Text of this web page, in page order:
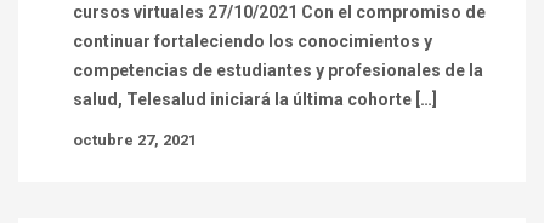
cursos virtuales 27/10/2021 Con el compromiso de
continuar fortaleciendo los conocimientos y
competencias de estudiantes y profesionales de la
salud, Telesalud iniciará la última cohorte […]
octubre 27, 2021